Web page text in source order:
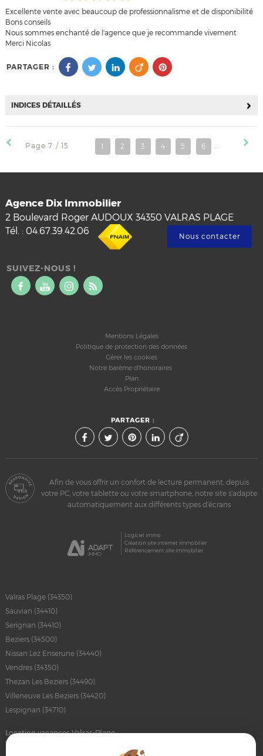
Excellente vente avec beaucoup de professionnalisme et de disponibilité
Bons conseils
Nous sommes enchanté de l'agence que je recommande vivement
Merci Nicolas
PARTAGER :
INDICES DÉTAILLÉS
Page 7 / 15 1 2 3 4 5 6 8
Agence Dix Immobilier
2 Boulevard Roger AUDOUX 34350 VALRAS PLAGE
Tél. : 04.67.39.42.06 Nous contacter
SUIVEZ-NOUS !
Mentions Légales
Politique de protection des données
Gérer les cookies
Notre barème d'honoraires
Plan
Accès Propriétaire
PARTAGER :
Afin de vous offrir un confort de lecture permanent, depuis
votre PC, votre tablette ou votre smartphone, notre site s'adapte
automatiquement aux différents types d'écrans
Logiciel immo
Création site internet immobilier
Référencement site immobilier
Valras Plage (34350)
Sauvian (34410)
Serignan (34410)
Beziers (34500)
Nissan Lez Enserune (34440)
Vendres (34350)
Thezan Les Beziers (34490)
Villeneuve Les Beziers (34420)
Lespignan (34710)
Location vacances Valras-Plage :
trouvez votre logement idéal